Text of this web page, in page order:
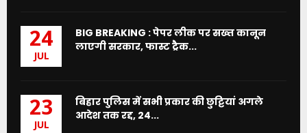
24
JUL
BIG BREAKING : पेपर लीक पर सख्त कानून
लाएगी सरकार, फास्ट ट्रैक...
23
JUL
बिहार पुलिस में सभी प्रकार की छुट्टियां अगले
आदेश तक रद्द, 24...